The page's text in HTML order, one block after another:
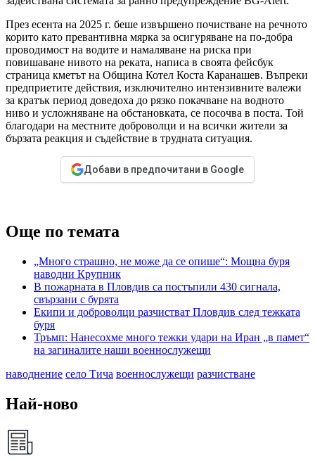
През есента на 2025 г. беше извършено почистване на речното
корито като превантивна мярка за осигуряване на по-добра
проводимост на водите и намаляване на риска при
повишаване нивото на реката, написа в своята фейсбук
страница кметът на Община Котел Коста Каранашев. Въпреки
предприетите действия, изключително интензивните валежи
за кратък период доведоха до рязко покачване на водното
ниво и усложняване на обстановката, се посочва в поста. Той
благодари на местните доброволци и на всички жители за
бързата реакция и съдействие в трудната ситуация.
Добави в предпочитани в Google
Още по темата
„Много страшно, не може да се опише“: Мощна буря
наводни Крупник
В пожарната в Пловдив са постъпили 430 сигнала,
свързани с бурята
Екипи и доброволци разчистват Пловдив след тежката
буря
Тръмп: Нанесохме много тежки удари на Иран „в памет“
на загиналите наши военнослужещи
наводнение село Тича военнослужещи разчистване
Най-ново